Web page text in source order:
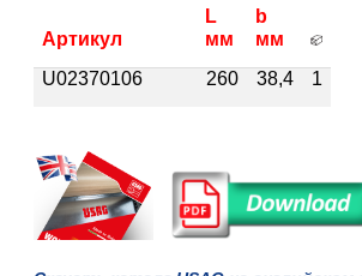
Артикул
L
мм
b
мм
U02370106
260 38,4 1